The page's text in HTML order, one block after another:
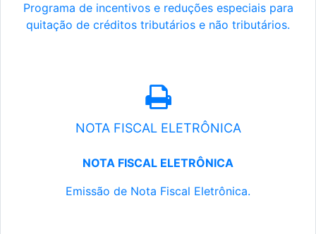
Programa de incentivos e reduções especiais para
quitação de créditos tributários e não tributários.
NOTA FISCAL ELETRÔNICA
NOTA FISCAL ELETRÔNICA
Emissão de Nota Fiscal Eletrônica.